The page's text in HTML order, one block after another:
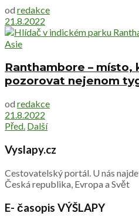
od redakce
21.8.2022
Asie
Ranthambore – místo,
pozorovat nejenom
od redakce
21.8.2022
Před. Další
Vyslapy.cz
Cestovatelský portál. U nás
Česká republika, Evropa a Svět
E- časopis VÝŠLAPY